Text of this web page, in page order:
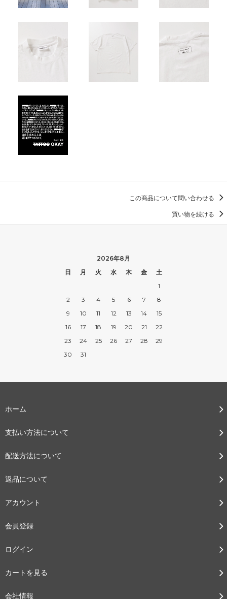
この商品について問い合わせる
買い物を続ける
2026年8月
日
月 火 水 木 金
土
1
2
3 4 5 6 7
8
9
10 11 12 13 14
15
16
17 18 19 20 21
22
23
24 25 26 27 28
29
30
31
ホーム
支払い方法について
配送方法について
返品について
アカウント
会員登録
ログイン
カートを見る
会社情報